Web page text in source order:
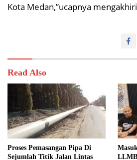
Kota Medan,”ucapnya
Read Also
Proses Pemasangan Pipa Di
Sejumlah Titik Jalan Lintas